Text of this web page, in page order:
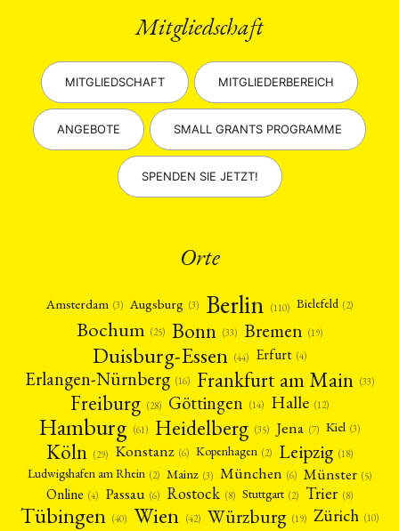
Mitgliedschaft
MITGLIEDSCHAFT MITGLIEDERBEREICH
ANGEBOTE SMALL GRANTS PROGRAMME
SPENDEN SIE JETZT!
Orte
Amsterdam (3) Augsburg (3) Berlin (110) Bielefeld (2)
Bochum (25) Bonn (33) Bremen (19)
Duisburg-Essen (44) Erfurt (4)
Erlangen-Nürnberg (16) Frankfurt am Main (33)
Freiburg (28) Göttingen (14) Halle (12)
Hamburg (61) Heidelberg (35) Jena (7) Kiel (3)
Köln (29) Konstanz (6) Kopenhagen (2) Leipzig (18)
Ludwigshafen am Rhein (2) Mainz (3) München (6) Münster (5)
Online (4) Passau (6) Rostock (8) Stuttgart (2) Trier (8)
Tübingen (40) Wien (42) Würzburg (19) Zürich (10)